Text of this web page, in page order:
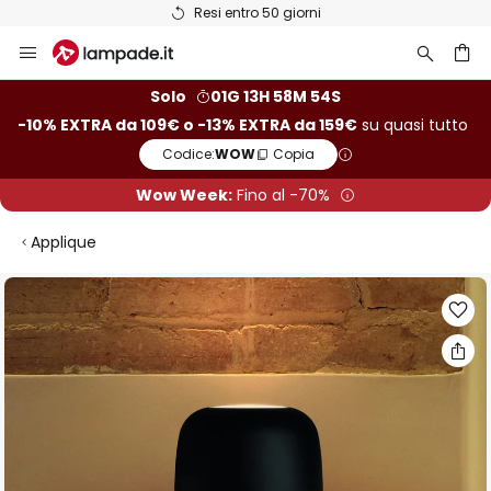
Resi entro 50 giorni
Salta
al
Solo
01G 13H 58M 53S
-10% EXTRA da 109€ o -13% EXTRA da 159€ su quasi tutto
Codice:WOW Copia
Wow Week: Fino al -70%
Applique
Vai
alla
fine
della